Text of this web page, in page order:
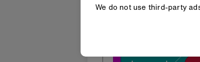
We do not use third-party